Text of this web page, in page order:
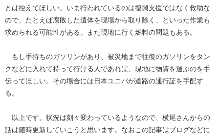
とは控えてほしい。いま行われているのは復興支援ではなく救助な
ので、たとえば腐敗した遺体を現場から取り除く、といった作業も
求められる可能性がある。また現地に行く燃料の問題もある。
もし手持ちのガソリンがあり、被災地まで往復のガソリンをタン
クなどに入れて持って行ける人であれば、現地に物資を運ぶのを手
伝ってほしい。その場合には日本ユニバが道路の通行証を手配す
る。
以上です。状況は刻々変わっているようなので、横尾さんからの
話は随時更新していこうと思います。なおこの記事はブログなどに